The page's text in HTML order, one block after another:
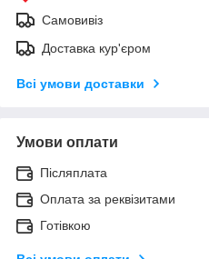
Самовивіз
Доставка кур'єром
Всі умови доставки
Умови оплати
Післяплата
Оплата за реквізитами
Готівкою